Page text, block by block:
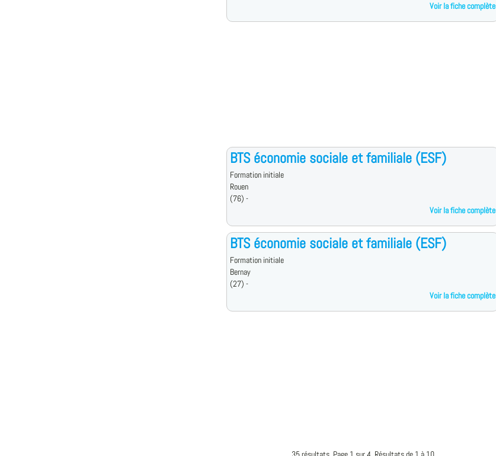
Voir la fiche complète
BTS économie sociale et familiale (ESF)
Formation initiale
Rouen
(76) -
Voir la fiche complète
BTS économie sociale et familiale (ESF)
Formation initiale
Bernay
(27) -
Voir la fiche complète